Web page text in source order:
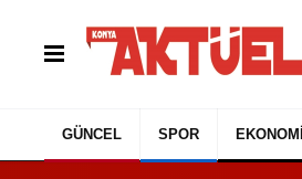
GÜNCEL SPOR EKONOMI